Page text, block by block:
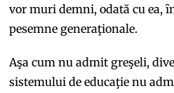
vor muri demni, odată cu ea,
pesemne generaţionale.
Aşa cum nu admit greşeli,
sistemului de educaţie nu